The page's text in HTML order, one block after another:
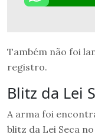
Também não foi
registro.
Blitz da Lei
A arma foi
blitz da Lei Seca